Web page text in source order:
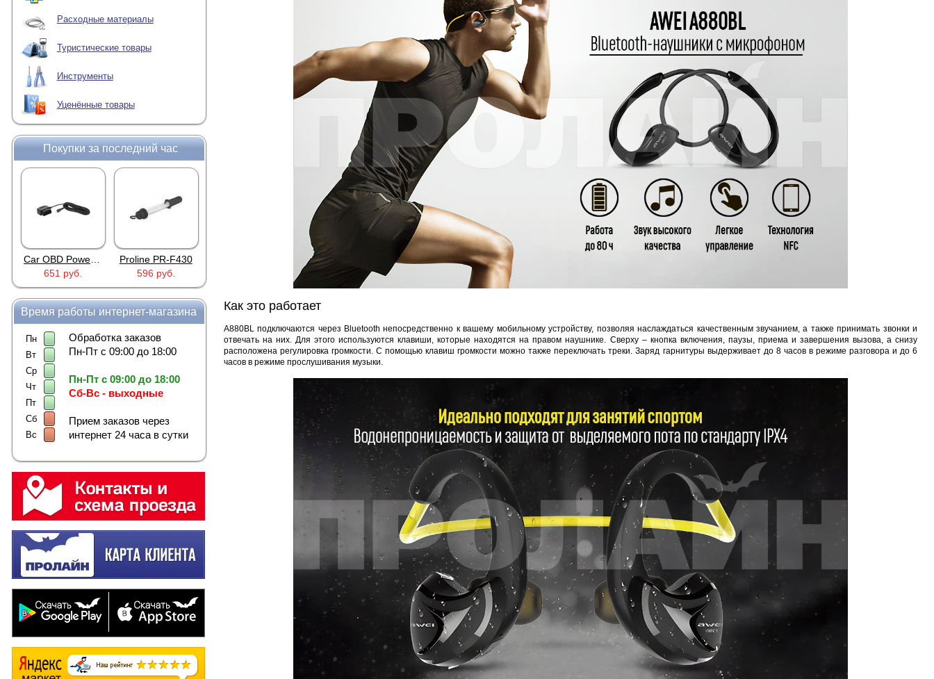
Расходные материалы
Туристические товары
Инструменты
Уценённые товары
Покупки за последний час
Proline PR-F430
596 руб.
AD XZGM-240500T
756 руб.
1 045 руб.
Proline PR-X06WR
Время работы интернет-магазина
Пн
Вт
Ср
Чт
Пт
Сб
Вс
Обработка заказов
Пн-Пт с 09:00 до 18:00
Пн-Пт с 09:00 до 18:00
Сб-Вс - выходные
Прием заказов через
интернет 24 часа в сутки
Как это работает
A880BL подключаются через Bluetooth непосредственно к вашему мобильному устройству, позволяя наслаждаться качественным звучанием, а также принимать звонки и
отвечать на них. Для этого используются клавиши, которые находятся на правом наушнике. Сверху – кнопка включения, паузы, приема и завершения вызова, а снизу
расположена регулировка громкости. С помощью клавиш громкости можно также переключать треки. Заряд гарнитуры выдерживает до 8 часов в режиме разговора и до 6
часов в режиме прослушивания музыки.